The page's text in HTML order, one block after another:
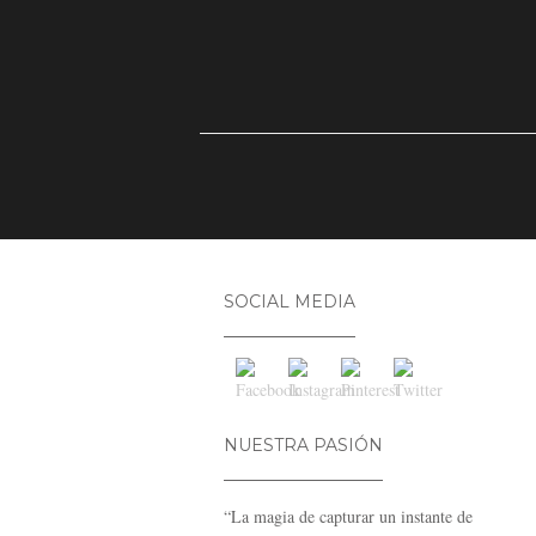
SOCIAL MEDIA
NUESTRA PASIÓN
“La magia de capturar un instante de